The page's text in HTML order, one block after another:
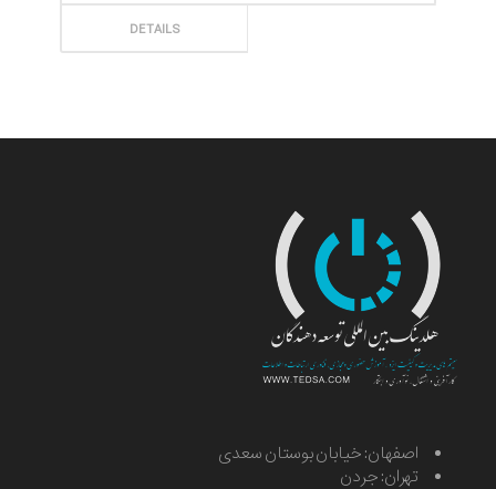
DETAILS
اصفهان: خیابان بوستان سعدی
تهران: جردن